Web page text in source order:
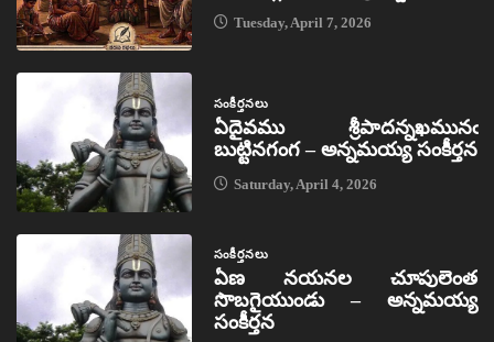
Tuesday, April 7, 2026
సంకీర్తనలు
ఏదైవము శ్రీపాదన్నఖమునఁ
బుట్టినగంగ – అన్నమయ్య సంకీర్తన
Saturday, April 4, 2026
సంకీర్తనలు
ఏణ నయనల చూపులెంత
సొబగైయుండు – అన్నమయ్య
సంకీర్తన